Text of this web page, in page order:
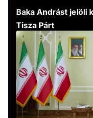
Baka Andrást jelöli
Tisza Párt